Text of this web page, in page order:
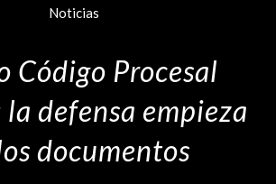
Noticias
Código Procesal
defensa empieza
documentos